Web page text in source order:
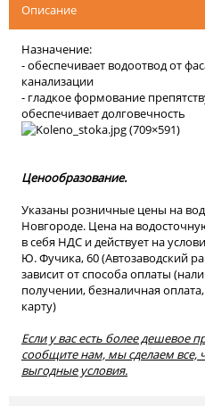
Описание
Назначение:
- обеспечивает водоотвод от
канализации
- гладкое формование
обеспечивает долговечность
Ценообразование.
Указаны розничные цены на
Новгороде. Цена на
в себя НДС и действует на
Ю. Фучика, 60 (Автозаводский
зависит от способа оплаты
получении, безналичная
карту)
Если у вас есть более дешевое
сообщите нам, мы сделаем все,
выгодные условия.